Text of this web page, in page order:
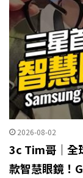
2026-08-02
3c Tim哥｜全
款智慧眼鏡！